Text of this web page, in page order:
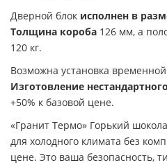
Дверной блок исполнен в
Толщина короба 126 мм, а
120 кг.
Возможна установка
Изготовление
+50% к базовой цене.
«Гранит Термо» Горький
для холодного климата без
цене. Это ваша безопасность,